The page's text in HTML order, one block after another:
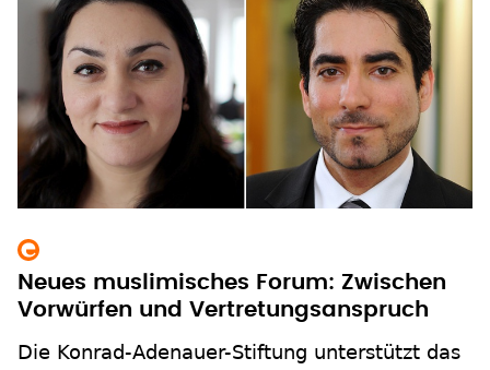
Neues muslimisches Forum: Zwischen
Vorwürfen und Vertretungsanspruch
Die Konrad-Adenauer-Stiftung unterstützt das